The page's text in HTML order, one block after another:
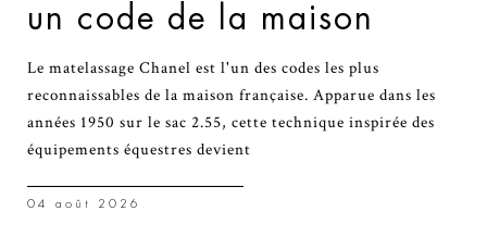
un code de la maison
Le matelassage Chanel est l'un des codes les plus
reconnaissables de la maison française. Apparue dans les
années 1950 sur le sac 2.55, cette technique inspirée des
équipements équestres devient
04 août 2026